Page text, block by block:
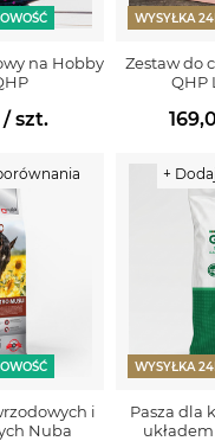
na Hobby
/ szt.
WYSYŁKA
Zestaw do
QHP
i
Nuba
WYSYŁKA
Pasza dla
+